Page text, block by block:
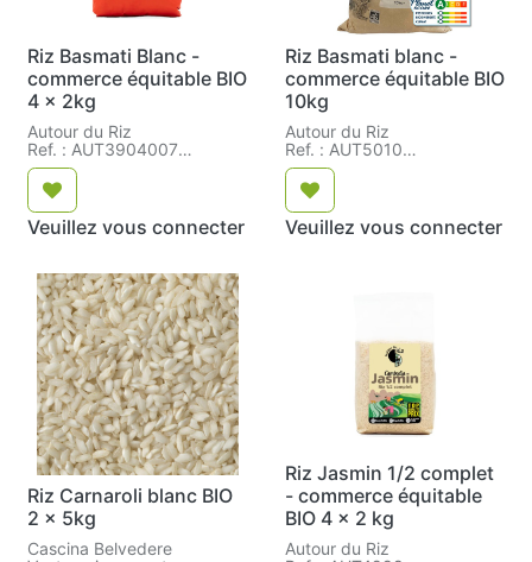
Riz Basmati Blanc -
commerce équitable BIO
4 x 2kg
Autour du Riz
Ref. : AUT3904007
Réf. : AUT3904007
Veuillez vous connecter
Riz Basmati blanc -
commerce équitable BIO
10kg
Autour du Riz
Ref. : AUT5010
Réf. : AUT5010
Veuillez vous connecter
Riz Carnaroli blanc BIO
2 x 5kg
Cascina Belvedere
Riz Jasmin 1/2 complet
- commerce équitable
BIO 4 x 2 kg
Autour du Riz